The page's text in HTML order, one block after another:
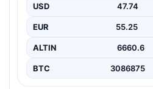
USD 47.74
EUR 55.25
ALTIN 6660.6
BTC 3086875